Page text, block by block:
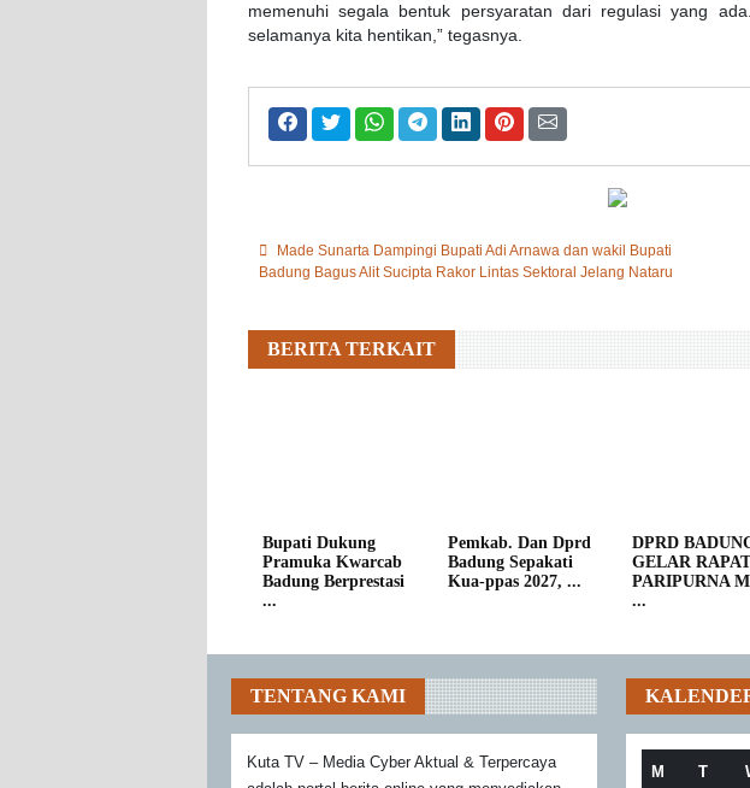
memenuhi segala bentuk persyaratan dari regulasi yang
selamanya kita hentikan,” tegasnya.
Made Sunarta Dampingi Bupati Adi Arnawa dan wakil Bupati
Badung Bagus Alit Sucipta Rakor Lintas Sektoral Jelang Nataru
BERITA TERKAIT
Bupati Dukung
Pramuka Kwarcab
Badung Berprestasi
...
Pemkab. Dan Dprd
Badung Sepakati
Kua-ppas 2027, ...
DPRD
GELAR
PARIPURNA
...
TENTANG KAMI
Kuta TV – Media Cyber Aktual & Terpercaya
M T